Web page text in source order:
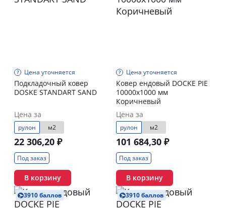
Цена уточняется
Подкладочный ковер
DOSKE STANDART SAND
Цена за
рулон м2
22 306,20 ₽
Под заказ
В корзину
Цена уточняется
Ковер ендовый DOCKE PIE
10000х1000 мм
Коричневый
Цена за
рулон м2
101 684,30 ₽
Под заказ
В корзину
3910 баллов 3910 баллов